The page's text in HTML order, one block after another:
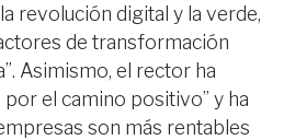
revolución digital y la verde,
de transformación
Asimismo, el rector ha
por el camino positivo” y ha
son más rentables